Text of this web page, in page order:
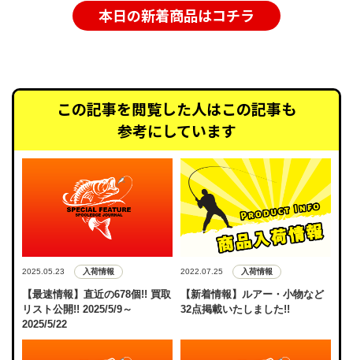
本日の新着商品はコチラ
この記事を閲覧した人はこの記事も
参考にしています
2025.05.23 入荷情報
【最速情報】直近の678個!! 買取
リスト公開!! 2025/5/9～
2025/5/22
2022.07.25 入荷情報
【新着情報】ルアー・小物など
32点掲載いたしました!!